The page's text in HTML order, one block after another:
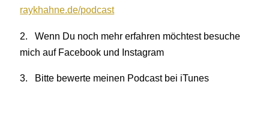
raykhahne.de/podcast
2. Wenn Du noch mehr erfahren möchtest besuche
mich auf Facebook und Instagram
3. Bitte bewerte meinen Podcast bei iTunes